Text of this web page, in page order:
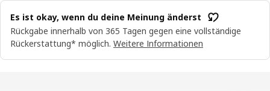
Es ist okay, wenn du deine Meinung änderst
Rückgabe innerhalb von 365 Tagen gegen eine vollständige
Rückerstattung* möglich. Weitere Informationen